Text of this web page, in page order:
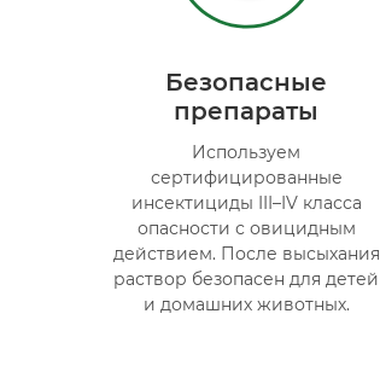
Безопасные
препараты
Используем
сертифицированные
инсектициды III–IV класса
опасности с овицидным
действием. После высыхания
раствор безопасен для детей
и домашних животных.